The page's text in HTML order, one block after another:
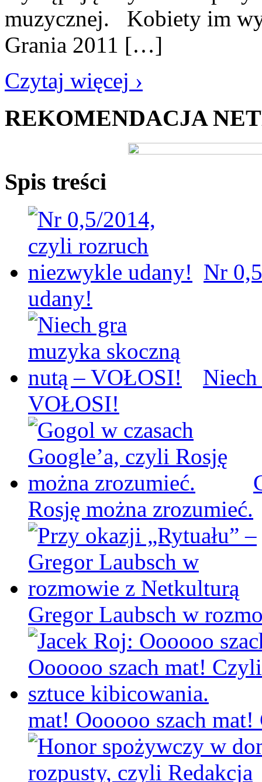
muzycznej. Kobiety im
Grania 2011 […]
Czytaj więcej ›
REKOMENDACJA
Spis treści
Nr
udany!
VOŁOSI!
Rosję można zrozumieć.
Gregor Laubsch w
mat! Oooooo szach